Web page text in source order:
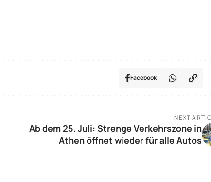
Facebook
NEXT
Ab dem 25. Juli: Strenge Verkehrszone in
Athen öffnet wieder für alle Autos